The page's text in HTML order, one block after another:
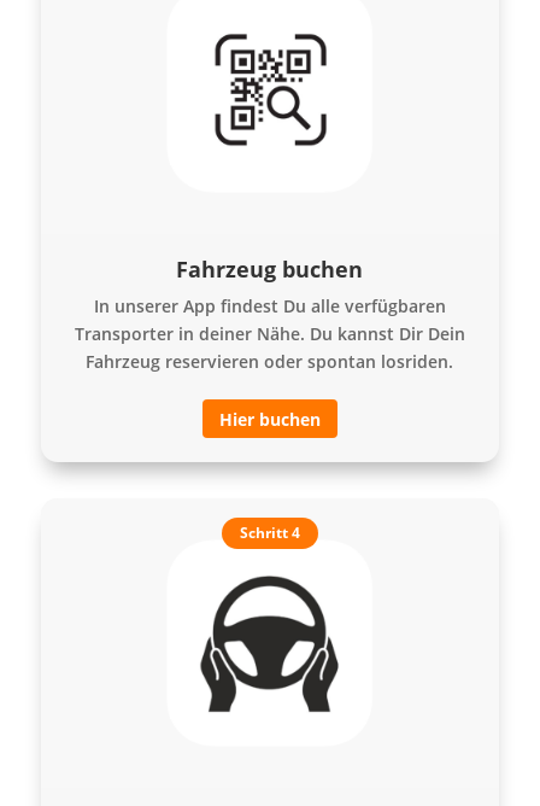
Fahrzeug buchen
In unserer App findest Du alle verfügbaren
Transporter in deiner Nähe. Du kannst Dir Dein
Fahrzeug reservieren oder spontan losriden.
Hier buchen
Schritt 4